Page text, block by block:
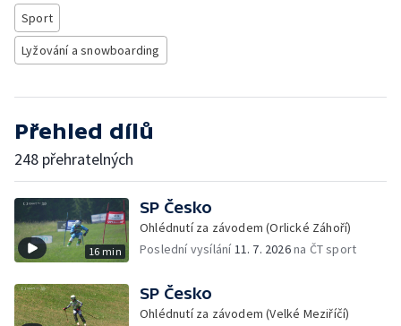
Sport
Lyžování a snowboarding
Přehled dílů
248 přehratelných
16 min
SP Česko
Ohlédnutí za závodem (Orlické Záhoří)
Poslední vysílání11. 7. 2026na ČT sport
SP Česko
Ohlédnutí za závodem (Velké Meziříčí)